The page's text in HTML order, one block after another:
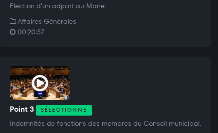
Election d'un adjoint au Maire.
Affaires Générales
00:20:57
Point 3 SÉLECTIONNÉ
Indemnités de fonctions des membres du Conseil municipal.